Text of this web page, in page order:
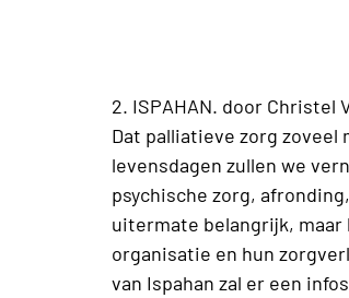
2. ISPAHAN. door Christel
Dat palliatieve zorg
levensdagen zullen we
psychische zorg,
uitermate belangrijk,
organisatie en hun
van Ispahan zal er een